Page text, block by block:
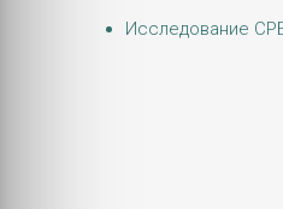
Исследование